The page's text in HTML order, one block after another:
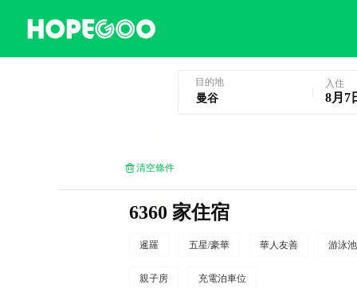
目的地 入住
8月7
清空條件
6360 家住宿
暹羅 五星/豪華 華人友善 游泳池
親子房 充電泊車位